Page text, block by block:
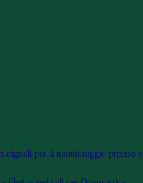
digitali per il monitoraggio preciso e